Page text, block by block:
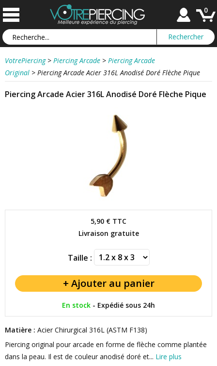
0
VotrePiercing > Piercing Arcade > Piercing Arcade
Original > Piercing Arcade Acier 316L Anodisé Doré Flèche Pique
Piercing Arcade Acier 316L Anodisé Doré Flèche Pique
5,90 € TTC
Livraison gratuite
Taille :
En stock - Expédié sous 24h
Matière : Acier Chirurgical 316L (ASTM F138)
Piercing original pour arcade en forme de flèche comme plantée
dans la peau. Il est de couleur anodisé doré et... Lire plus